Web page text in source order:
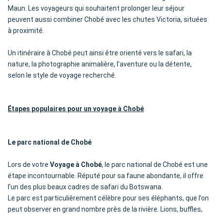
Maun. Les voyageurs qui souhaitent prolonger leur séjour
peuvent aussi combiner Chobé avec les chutes Victoria, situées
à proximité.
Un itinéraire à Chobé peut ainsi être orienté vers le safari, la
nature, la photographie animalière, l’aventure ou la détente,
selon le style de voyage recherché.
Étapes populaires pour un voyage à Chobé
Le parc national de Chobé
Lors de votre Voyage à Chobé, le parc national de Chobé est une
étape incontournable. Réputé pour sa faune abondante, il offre
l’un des plus beaux cadres de safari du Botswana.
Le parc est particulièrement célèbre pour ses éléphants, que l’on
peut observer en grand nombre près de la rivière. Lions, buffles,